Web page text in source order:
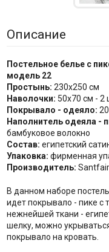
Описание
Постельное белье с
модель 22
Простынь: 230х250 см
Наволочки: 50х70 см - 2
Покрывало - одеяло:
Наполнитель одеяла -
бамбуковое волокно
Состав: египетский
Упаковка: фирменная
Производитель:
В данном наборе
идет покрывало - пике с
нежнейшей ткани -
шелку, можно
покрывало на кровать.